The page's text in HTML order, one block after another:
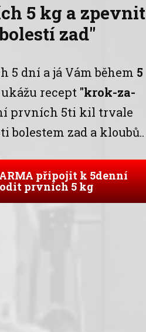
5 kg a zpevnit
zad"
5 dní a já Vám během 5
ukážu recept "krok-za-
prvních 5ti kil trvale
bolestem zad a kloubů..
připojit k 5denní
prvních 5 kg